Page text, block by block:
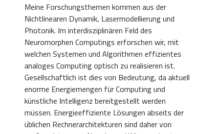
Meine Forschungsthemen kommen aus der
Nichtlinearen Dynamik, Lasermodellierung und
Photonik. Im interdisziplinären Feld des
Neuromorphen Computings erforschen wir, mit
welchen Systemen und Algorithmen effizientes
analoges Computing optisch zu realisieren ist.
Gesellschaftlich ist dies von Bedeutung, da aktuell
enorme Energiemengen für Computing und
künstliche Intelligenz bereitgestellt werden
müssen. Energieeffiziente Lösungen abseits der
üblichen Rechnerarchitekturen sind daher von